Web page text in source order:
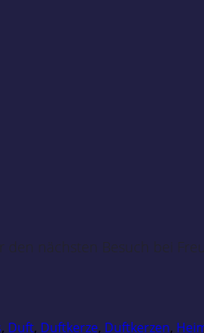
den nächsten Besuch bei
, Duft, Duftkerze, Duftkerzen,